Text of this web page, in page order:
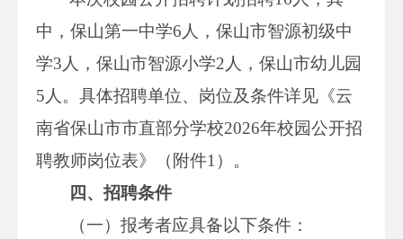
中，保山第一中学6人，保山市智源初级中
学3人，保山市智源小学2人，保山市幼儿园
5人。具体招聘单位、岗位及条件详见《云
南省保山市市直部分学校2026年校园公开招
聘教师岗位表》（附件1）。
四、招聘条件
（一）报考者应具备以下条件：